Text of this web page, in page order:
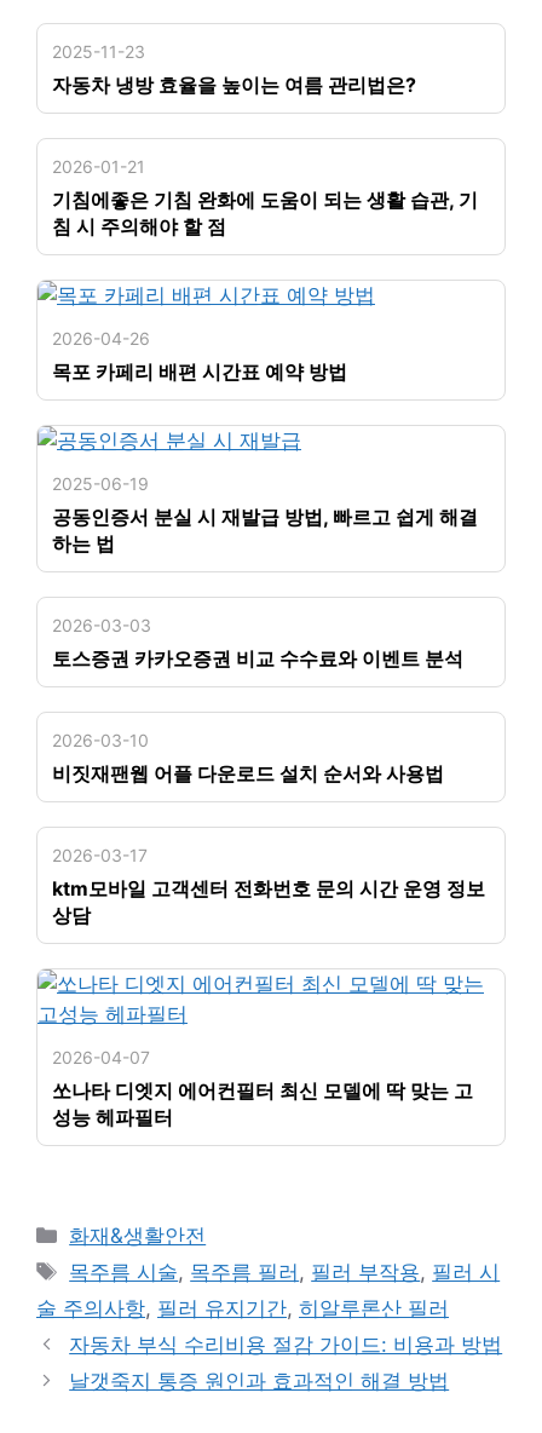
2025-11-23
자동차 냉방 효율을 높이는 여름 관리법은?
2026-01-21
기침에좋은 기침 완화에 도움이 되는 생활 습관, 기
침 시 주의해야 할 점
2026-04-26
목포 카페리 배편 시간표 예약 방법
2025-06-19
공동인증서 분실 시 재발급 방법, 빠르고 쉽게 해결
하는 법
2026-03-03
토스증권 카카오증권 비교 수수료와 이벤트 분석
2026-03-10
비짓재팬웹 어플 다운로드 설치 순서와 사용법
2026-03-17
ktm모바일 고객센터 전화번호 문의 시간 운영 정보
상담
2026-04-07
쏘나타 디엣지 에어컨필터 최신 모델에 딱 맞는 고
성능 헤파필터
카
테
리
화재&생활안전
태
그
목주름 시술, 목주름 필러 , 필러 부작용, 필러 시
술 주의사항, 필러 유지기간, 히알루론산 필러
자동차 부식 수리비용 절감 가이드: 비용과 방법
날갯죽지 통증 원인과 효과적인 해결 방법